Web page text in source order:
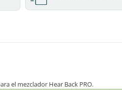
el mezclador Hear Back PRO.